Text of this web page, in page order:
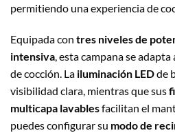
permitiendo una experiencia de
Equipada con tres niveles de
intensiva, esta campana se
de cocción. La iluminación LEDde
visibilidad clara, mientras que sus
multicapa lavablesfacilitan el
puedes configurar su modo de